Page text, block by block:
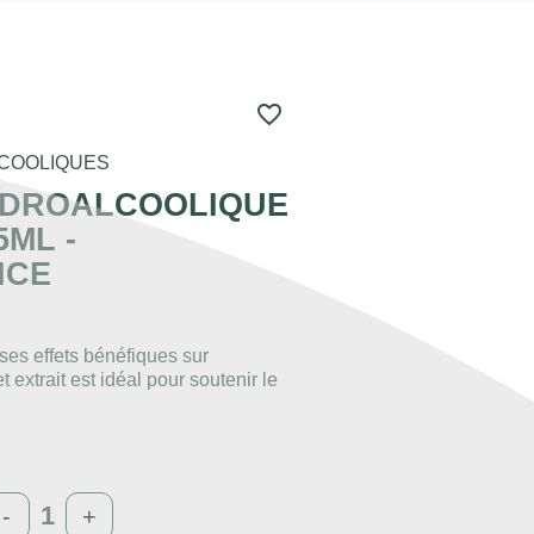
favorite_border
-
effets bénéfiques sur
extrait est idéal pour soutenir le
- +